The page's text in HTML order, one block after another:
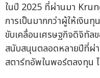
ในปี 2025 ที่ผ่านมา
การเป็นมากกว่าผู้ให้เงิน
ขับเคลื่อนเศรษฐกิจดิจิทัล
สนับสนุนตลอดหลายปีที่ผ่
สตาร์ทอัพในพอร์ตลงทุน